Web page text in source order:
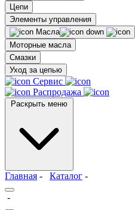
Цепи
Элементы управления
Масла
Моторные масла
Смазки
Уход за цепью
Сервис
Распродажа
Главная - Каталог -
-